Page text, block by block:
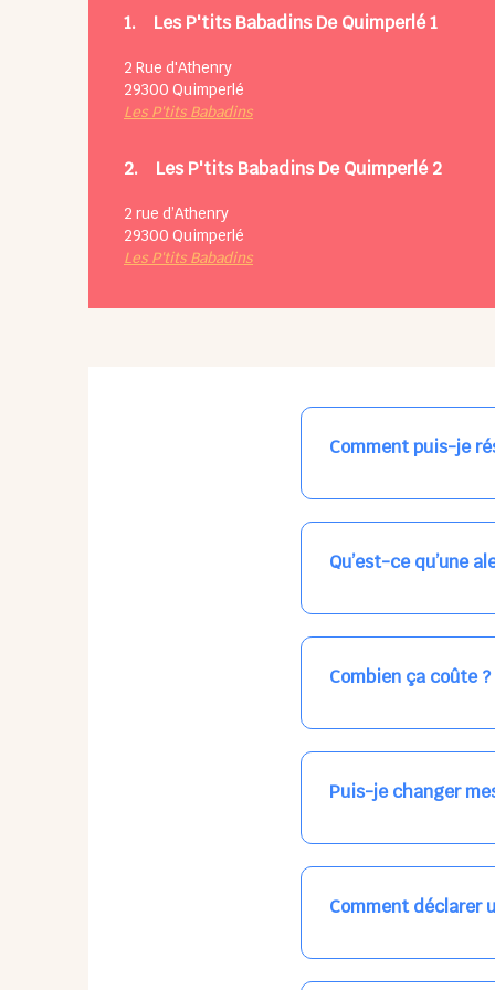
1. Les P'tits Babadins De Quimperlé 1
2 Rue d'Athenry
29300 Quimperlé
Les P'tits Babadins
2. Les P'tits Babadins De Quimperlé 2
2 rue d’Athenry
29300 Quimperlé
Les P'tits Babadins
Comment puis-je
Nos places libres au
qui vous intéresse,
Qu’est-ce qu’une
Vous avez besoin
les places disponibles
Combien ça coûte ?
Votre accueil est
habituel. N'hésitez
Puis-je changer
Dans votre profil
email, par SMS, par
Comment déclarer
Signalez une absence
ou